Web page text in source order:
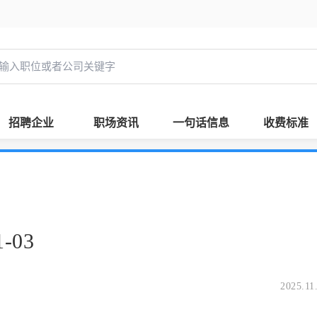
招聘企业 职场资讯 一句话信息 收费标准
03